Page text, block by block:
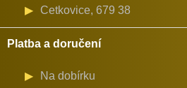
Cetkovice, 679 38
Platba a doručení
Na dobírku